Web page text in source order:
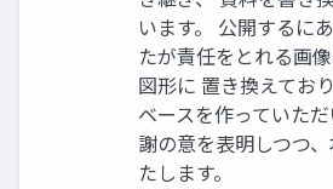
います。 公開するに
たが責任をとれる画
図形に 置き換えてお
ベースを作っていた
謝の意を表明しつつ
たします。